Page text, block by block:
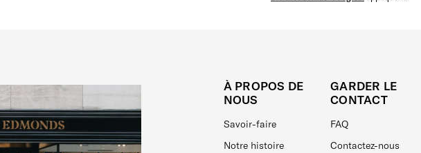
À PROPOS DE
NOUS
Savoir-faire
Notre histoire
GARDER LE
CONTACT
FAQ
Contactez-nous